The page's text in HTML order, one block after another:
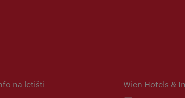
na letišti
Wien Hotels &